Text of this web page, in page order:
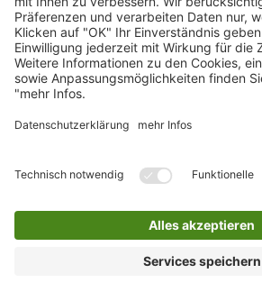
Reklamation
Sperrmüll
Terminbuchung im Holsystem
Onlineservice